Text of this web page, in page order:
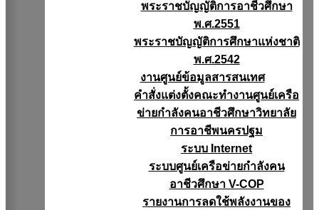
พระราชบัญญัติการอาชีวศึกษา
พ.ศ.2551
พระราชบัญญัติการศึกษาแห่งชาติ
พ.ศ.2542
งานศูนย์ข้อมูลสารสนเทศ
คำสั่งแต่งตั้งคณะทำงานศูนย์เครือ
ข่ายกำลังคนอาชีวศึกษาวิทยาลัย
การอาชีพนครปฐม
ระบบ Internet
ระบบศูนย์เครือข่ายกำลังคน
อาชีวศึกษา V-COP
รายงานการลดใช้พลังงานของ